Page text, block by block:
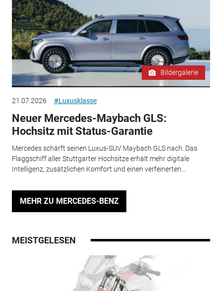
Bildergalerie
21.07.2026 #Luxusklasse
Neuer Mercedes-Maybach GLS:
Hochsitz mit Status-Garantie
Mercedes schärft seinen Luxus-SUV Maybach GLS nach. Das
Flaggschiff aller Stuttgarter Hochsitze erhält mehr digitale
Intelligenz, zusätzlichen Komfort und einen verfeinerten...
MEHR ZU MERCEDES-BENZ
MEISTGELESEN